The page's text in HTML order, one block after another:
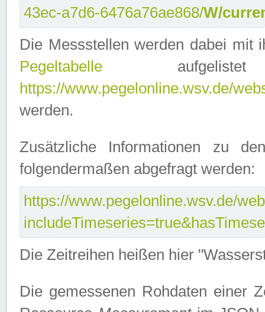
43ec-a7d6-6476a76ae868/W/
Die Messstellen werden dabei mit
Pegeltabelle
https://www.pegelonline.wsv.de/
werden.
Zusätzliche Informationen zu
folgendermaßen abgefragt werden:
https://www.pegelonline.wsv.de/
Die Zeitreihen heißen hier
Die gemessenen Rohdaten einer